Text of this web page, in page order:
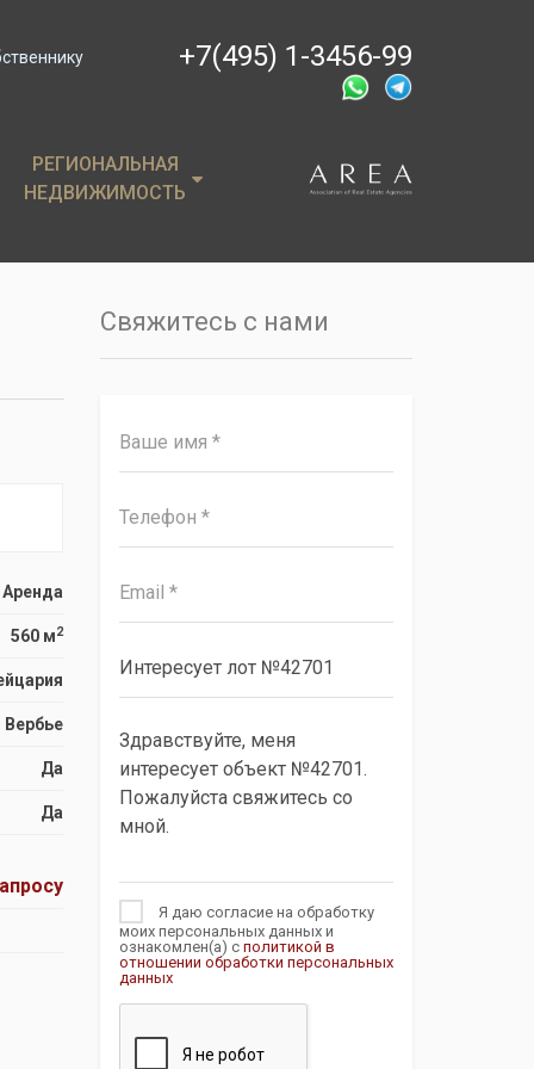
+7(495) 1-3456-99
РЕГИОНАЛЬНАЯ
НЕДВИЖИМОСТЬ
РЕГИОНАЛЬНАЯ
НЕДВИЖИМОСТЬ
Аренда
560 м2
Вербье
Да
Да
Свяжитесь с нами
Я даю согласие на обработку
моих персональных данных и
ознакомлен(а) с политикой в
отношении обработки персональных
данных